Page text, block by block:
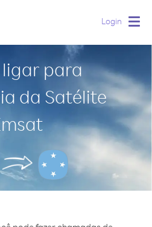
Login
ligar para
da Satélite